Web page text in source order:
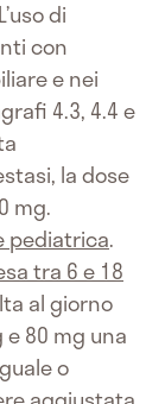
di
con
e nei
4.3, 4.4 e
la dose
mg.
pediatrica.
tra 6 e 18
al giorno
80 mg una
o